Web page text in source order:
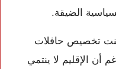
الضيقة.
تخصيص حافلات
أن الإقليم لا ينتمي